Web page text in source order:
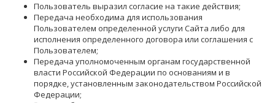
Пользователь выразил согласие на такие действия;
Передача необходима для использования
Пользователем определенной услуги Сайта либо для
исполнения определенного договора или соглашения с
Пользователем;
Передача уполномоченным органам государственной
власти Российской Федерации по основаниям и в
порядке, установленным законодательством Российской
Федерации;